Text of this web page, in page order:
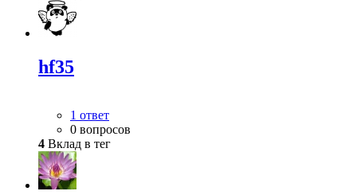
hf35
1 ответ
0 вопросов
4 Вклад в тег